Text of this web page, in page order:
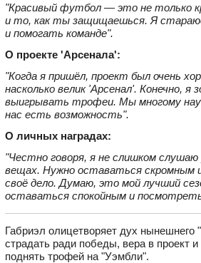
"Красивый футбол — это не только
и то, как ты защищаешься. Я
и помогать команде".
О проекте 'Арсенала':
"Когда я пришёл, проект был очень
насколько велик 'Арсенал'. Конечно, я
выигрывать трофеи. Мы многому
нас есть возможность".
О личных наградах:
"Честно говоря, я не слишком слушаю
вещах. Нужно оставаться скромным
своё дело. Думаю, это мой лучший
оставаться спокойным и
Габриэл олицетворяет дух нынешнего
страдать ради победы, вера в проект
поднять трофей на "Уэмбли".